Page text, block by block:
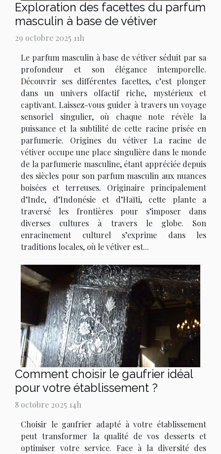
Exploration des facettes du parfum
masculin à base de vétiver
29 octobre 2025 11h
Le parfum masculin à base de vétiver séduit par sa
profondeur et son élégance intemporelle.
Découvrir ses différentes facettes, c’est plonger
dans un univers olfactif riche, mystérieux et
captivant. Laissez-vous guider à travers un voyage
sensoriel singulier, où chaque note révèle la
puissance et la subtilité de cette racine prisée en
parfumerie. Origines du vétiver La racine de
vétiver occupe une place singulière dans le monde
de la parfumerie masculine, étant appréciée depuis
des siècles pour son parfum masculin aux nuances
boisées et terreuses. Originaire principalement
d’Inde, d’Indonésie et d’Haïti, cette plante a
traversé les frontières pour s’imposer dans
diverses cultures à travers le globe. Son
enracinement culturel s’exprime dans les
traditions locales, où le vétiver est...
Comment choisir le gaufrier idéal
pour votre établissement ?
8 octobre 2025 14h
Choisir le gaufrier adapté à votre établissement
peut transformer la qualité de vos desserts et
optimiser votre service. Face à la diversité des